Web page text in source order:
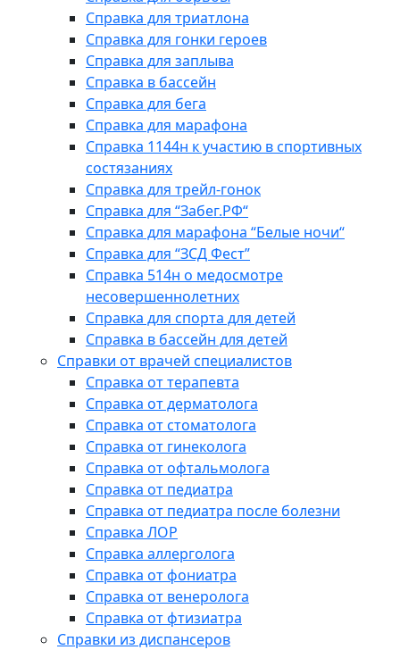
Справка для триатлона
Справка для гонки героев
Справка для заплыва
Справка в бассейн
Справка для бега
Справка для марафона
Справка 1144н к участию в спортивных
состязаниях
Справка для трейл-гонок
Справка для “Забег.РФ“
Справка для марафона “Белые ночи“
Справка для “ЗСД Фест”
Справка 514н о медосмотре
несовершеннолетних
Справка для спорта для детей
Справка в бассейн для детей
Справки от врачей специалистов
Справка от терапевта
Справка от дерматолога
Справка от стоматолога
Справка от гинеколога
Справка от офтальмолога
Справка от педиатра
Справка от педиатра после болезни
Справка ЛОР
Справка аллерголога
Справка от фониатра
Справка от венеролога
Справка от фтизиатра
Справки из диспансеров